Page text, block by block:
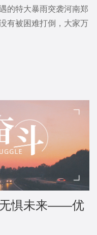
的特大暴雨突袭河南郑
有被困难打倒，大家万
无惧未来——优